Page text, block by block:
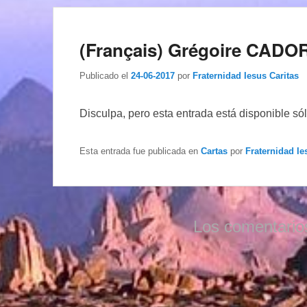
(Français) Grégoire
Publicado el 24-06-2017 por Fraternidad Iesus Caritas
Disculpa, pero esta entrada está disponible
Esta entrada fue publicada en Cartas por Fraternidad
Los